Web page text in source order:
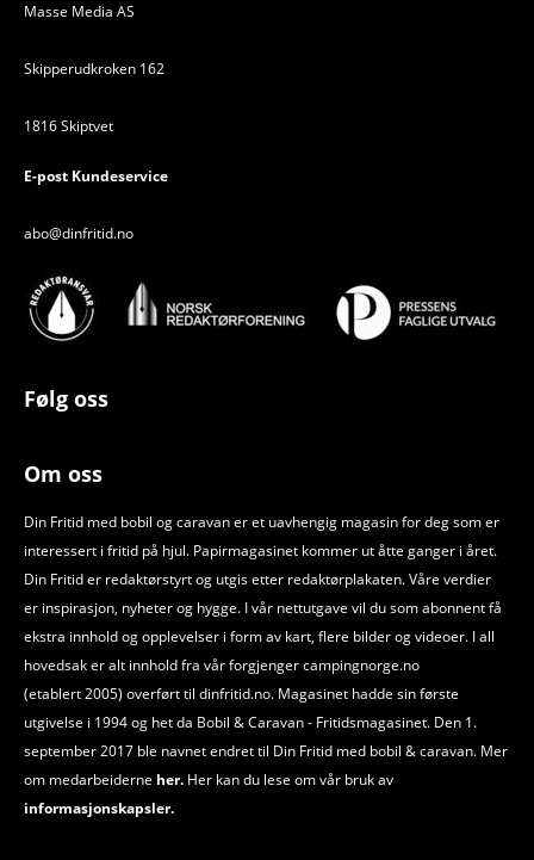
Masse Media AS
Skipperudkroken 162
1816 Skiptvet
E-post Kundeservice
abo@dinfritid.no
Følg oss
Om oss
Din Fritid med bobil og caravan er et uavhengig magasin for deg som er
interessert i fritid på hjul. Papirmagasinet kommer ut åtte ganger i året.
Din Fritid er redaktørstyrt og utgis etter redaktørplakaten. Våre verdier
er inspirasjon, nyheter og hygge. I vår nettutgave vil du som abonnent få
ekstra innhold og opplevelser i form av kart, flere bilder og videoer. I all
hovedsak er alt innhold fra vår forgjenger campingnorge.no
(etablert 2005) overført til dinfritid.no. Magasinet hadde sin første
utgivelse i 1994 og het da Bobil &Caravan - Fritidsmagasinet. Den 1.
september 2017 ble navnet endret til Din Fritid med bobil &caravan. Mer
om medarbeiderne her. Her kan du lese om vår bruk av
informasjonskapsler.